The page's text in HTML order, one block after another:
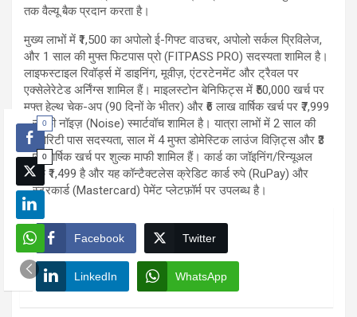
तक वैल्यू बैक प्रदान करता है।
मुख्य लाभों में ₹1,500 का अपोलो ई-गिफ्ट वाउचर, अपोलो सर्कल प्रिविलेज,
और 1 साल की मुफ्त फिटपास प्रो (FITPASS PRO) सदस्यता शामिल है।
लाइफस्टाइल रिवॉर्ड्स में डाइनिंग, मूवीज़, एंटरटेनमेंट और ट्रैवल पर
एक्सेलेरेटेड अर्निंग्स शामिल हैं। माइलस्टोन बेनिफिट्स में ₹50,000 खर्च पर
मुफ्त हेल्थ चेक-अप (90 दिनों के भीतर) और ₹6 लाख वार्षिक खर्च पर ₹7,999
मूल्य की नॉइज़ (Noise) स्मार्टवॉच शामिल है। यात्रा लाभों में 2 साल की
प्रायोरिटी पास सदस्यता, साल में 4 मुफ्त डोमेस्टिक लाउंज विज़िट्स और ₹3
लाख वार्षिक खर्च पर शुल्क माफी शामिल हैं। कार्ड का जॉइनिंग/रिन्यूअल
शुल्क ₹1,499 है और यह कॉन्टैक्टलेस क्रेडिट कार्ड रुपे (RuPay) और
मास्टरकार्ड (Mastercard) पेमेंट प्लेटफ़ॉर्म पर उपलब्ध है।
Facebook Twitter
LinkedIn WhatsApp
0
0